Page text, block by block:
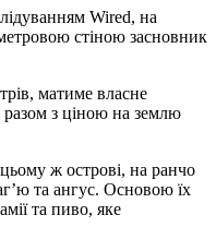
Wired, на
стіною засновник
матиме власне
разом з ціною на землю
ж острові, на ранчо
та ангус. Основою їх
та пиво, яке